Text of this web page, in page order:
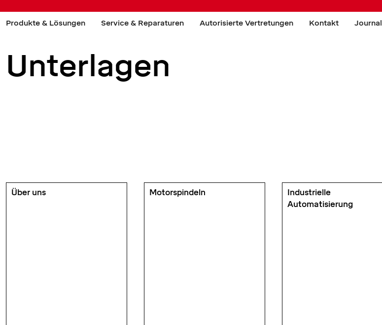
Produkte & Lösungen Service & Reparaturen Autorisierte Vertretungen Kontakt Journal
Unterlagen
Über uns Motorspindeln
Industrielle
Automatisierung